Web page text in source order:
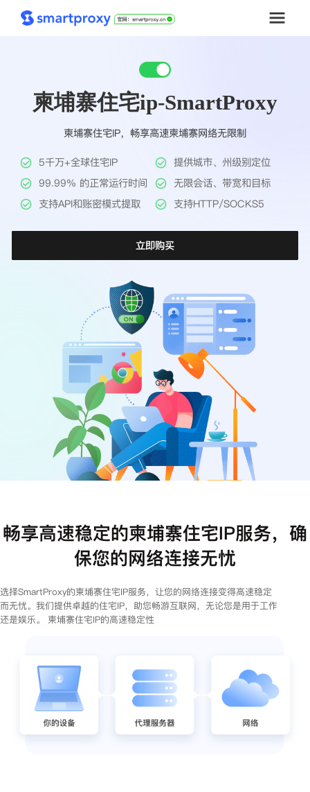
套餐购买
工具
帮助中心
柬埔寨住宅ip-SmartProxy
柬埔寨住宅IP，畅享高速柬埔寨网络无限制
5千万+全球住宅IP
提供城市、州级别定位
99.99% 的正常运行时间
无限会话、带宽和目标
支持API和账密模式提取
支持HTTP/SOCKS5
立即购买
畅享高速稳定的柬埔寨住宅IP服务，确
保您的网络连接无忧
选择SmartProxy的柬埔寨住宅IP服务，让您的网络连接变得高速稳定
而无忧。我们提供卓越的住宅IP，助您畅游互联网，无论您是用于工作
还是娱乐。 柬埔寨住宅IP的高速稳定性